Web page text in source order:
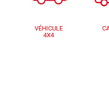
VÉHICULE
4X4